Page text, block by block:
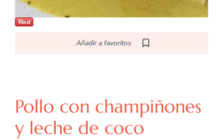
Añadir a favoritos
Pollo con champiñones
y leche de coco